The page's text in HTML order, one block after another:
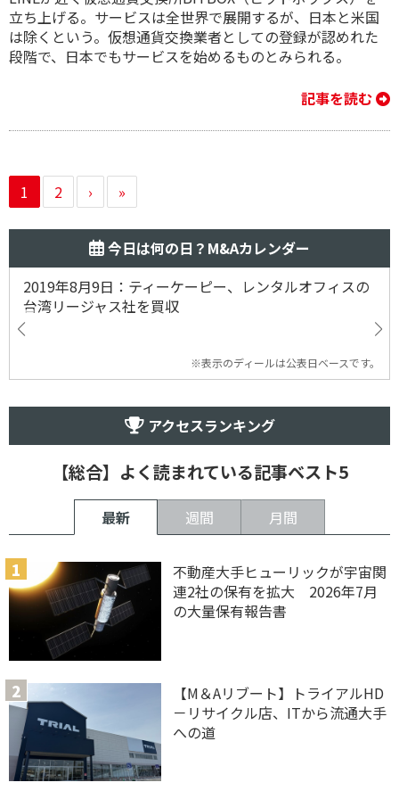
立ち上げる。サービスは全世界で展開するが、日本と米国
は除くという。仮想通貨交換業者としての登録が認めれた
段階で、日本でもサービスを始めるものとみられる。
記事を読む
1 2 › »
今日は何の日？M&Aカレンダー
2019年8月9日：ティーケーピー、レンタルオフィスの
台湾リージャス社を買収
※表示のディールは公表日ベースです。
アクセスランキング
【総合】よく読まれている記事ベスト5
最新 週間 月間
不動産大手ヒューリックが宇宙関
連2社の保有を拡大 2026年7月
の大量保有報告書
【M＆Aリブート】トライアルHD
－リサイクル店、ITから流通大手
への道